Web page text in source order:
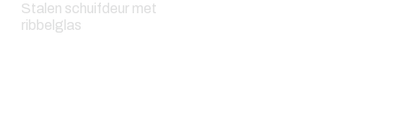
Stalen schuifdeur met
ribbelglas